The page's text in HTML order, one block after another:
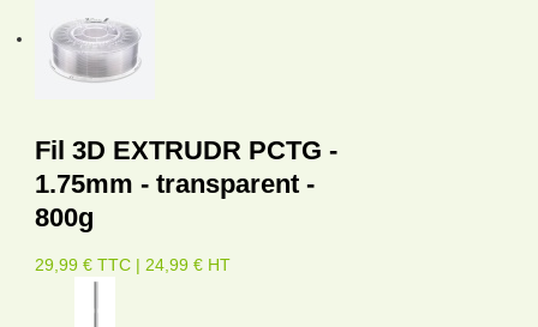
Fil 3D EXTRUDR PCTG -
1.75mm - transparent -
800g
29,99 € TTC | 24,99 € HT